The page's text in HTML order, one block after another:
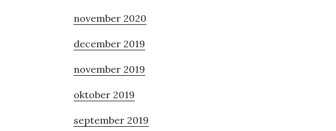
november 2020
december 2019
november 2019
oktober 2019
september 2019